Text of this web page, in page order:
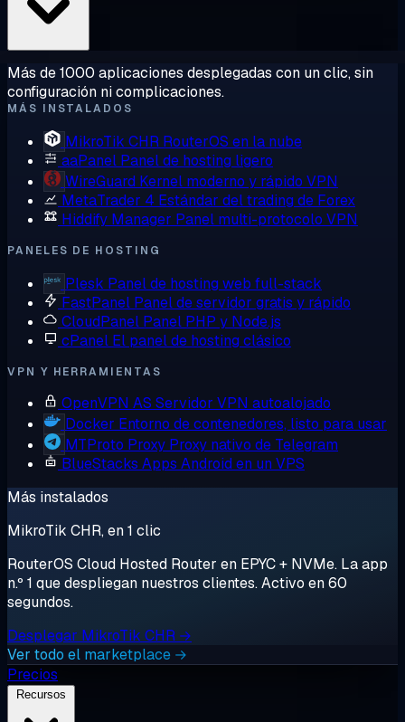
Más de 1000 aplicaciones desplegadas con un clic, sin
configuración ni complicaciones.
MÁS INSTALADOS
MikroTik CHR RouterOS en la nube
aaPanel Panel de hosting ligero
WireGuard Kernel moderno y rápido VPN
MetaTrader 4 Estándar del trading de Forex
Hiddify Manager Panel multi-protocolo VPN
PANELES DE HOSTING
Plesk Panel de hosting web full-stack
FastPanel Panel de servidor gratis y rápido
CloudPanel Panel PHP y Node.js
cPanel El panel de hosting clásico
VPN Y HERRAMIENTAS
OpenVPN AS Servidor VPN autoalojado
Docker Entorno de contenedores, listo para usar
MTProto Proxy Proxy nativo de Telegram
BlueStacks Apps Android en un VPS
Más instalados
MikroTik CHR, en 1 clic
RouterOS Cloud Hosted Router en EPYC + NVMe. La app
n.º 1 que despliegan nuestros clientes. Activo en 60
segundos.
Desplegar MikroTik CHR →
Ver todo el marketplace →
Precios